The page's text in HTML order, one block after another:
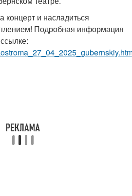
концерт и насладиться
Подробная информация